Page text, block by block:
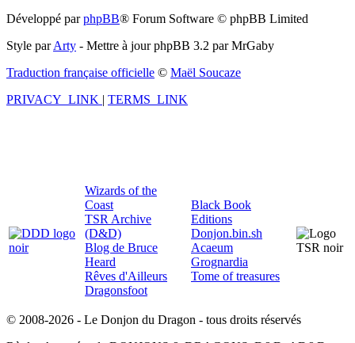
Développé parphpBB® Forum Software © phpBB Limited
Style parArty - Mettre à jour phpBB 3.2 par MrGaby
Traduction française officielle © Maël Soucaze
PRIVACY_LINK | TERMS_LINK
Wizards of the
Coast
TSR Archive
(D&D)
Blog de Bruce
Heard
Rêves d'Ailleurs
Dragonsfoot
Black Book
Editions
Donjon.bin.sh
Acaeum
Grognardia
Tome of treasures
© 2008-2026 - Le Donjon du Dragon - tous droits réservés